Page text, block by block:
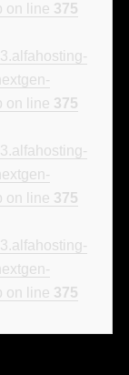
on line 375
on line 375
on line 375
on line 375